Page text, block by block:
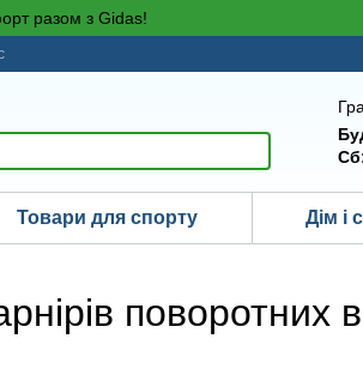
разом з Gidas!
Товари для спорту Дім і
поворотних